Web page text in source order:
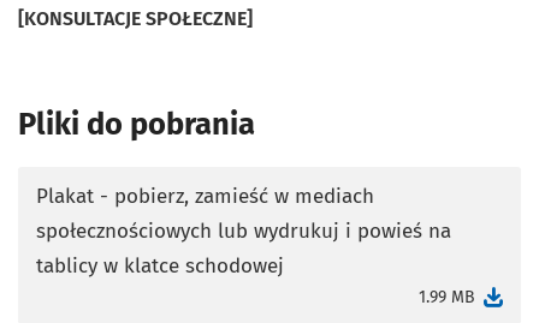
[KONSULTACJE SPOŁECZNE]
Pliki do pobrania
Plakat - pobierz, zamieść w mediach
społecznościowych lub wydrukuj i powieś na
tablicy w klatce schodowej
1.99 MB
otworzy się w nowej karcie